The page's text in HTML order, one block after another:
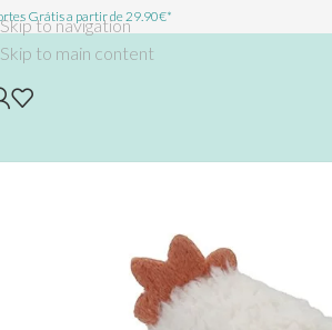
Skip to navigation
Skip to main content
Grátis a partir de 29.90€*